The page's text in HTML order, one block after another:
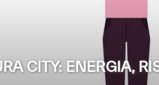
CITY: ENERGIA,